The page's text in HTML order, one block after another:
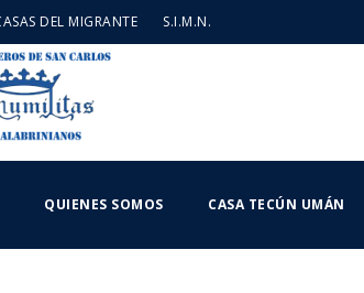
DEL MIGRANTE S.I.M.N.
QUIENES SOMOS CASA TECÚN UMÁN